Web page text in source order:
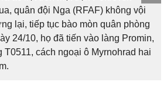
quân đội Nga (RFAF) không vội
lại, tiếp tục bào mòn quân phòng
24/10, họ đã tiến vào làng Promin,
T0511, cách ngoại ô Myrnohrad hai